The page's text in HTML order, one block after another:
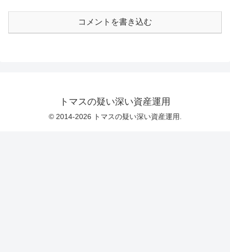
コメントを書き込む
トマスの疑い深い資産運用
© 2014-2026 トマスの疑い深い資産運用.